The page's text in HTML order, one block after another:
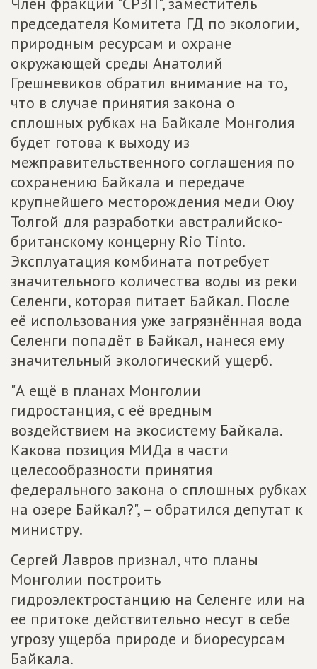
председателя Комитета ГД по экологии,
природным ресурсам и охране
окружающей среды Анатолий
Грешневиков обратил внимание на то,
что в случае принятия закона о
сплошных рубках на Байкале Монголия
будет готова к выходу из
межправительственного соглашения по
сохранению Байкала и передаче
крупнейшего месторождения меди Оюу
Толгой для разработки австралийско-
британскому концерну Rio Tinto.
Эксплуатация комбината потребует
значительного количества воды из реки
Селенги, которая питает Байкал. После
её использования уже загрязнённая вода
Селенги попадёт в Байкал, нанеся ему
значительный экологический ущерб.
"А ещё в планах Монголии
гидростанция, с её вредным
воздействием на экосистему Байкала.
Какова позиция МИДа в части
целесообразности принятия
федерального закона о сплошных рубках
на озере Байкал?", – обратился депутат к
министру.
Сергей Лавров признал, что планы
Монголии построить
гидроэлектростанцию на Селенге или на
ее притоке действительно несут в себе
угрозу ущерба природе и биоресурсам
Байкала.